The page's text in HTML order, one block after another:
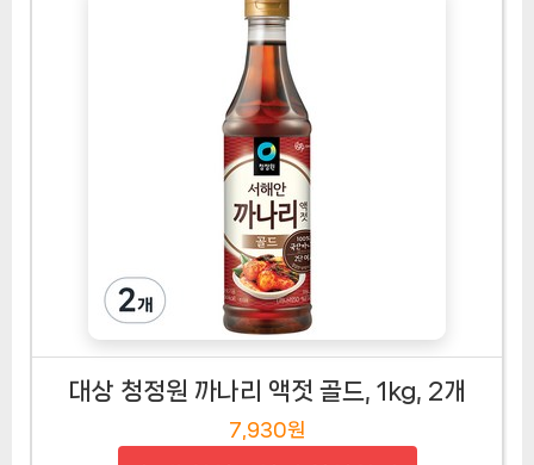
대상 청정원 까나리 액젓 골드, 1kg, 2개
7,930원